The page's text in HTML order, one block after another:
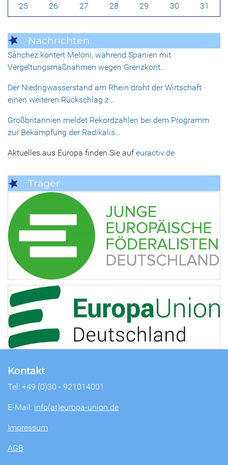
25 26 27 28 29 30 31
Nachrichten
Sánchez kontert Meloni, während Spanien mit
Vergeltungsmaßnahmen wegen Grenzkont…
Der Niedrigwasserstand am Rhein droht der Wirtschaft
einen weiteren Rückschlag z…
Großbritannien meldet Rekordzahlen bei dem Programm
zur Bekämpfung der Radikalis…
Aktuelles aus Europa finden Sie aufeuractiv.de
Träger
Kontakt
Tel: +49 (0)30 - 921014001
E-Mail: info(at)europa-union.de
Impressum
AGB